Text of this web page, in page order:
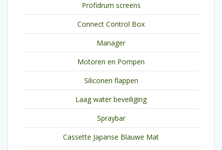
Profidrum screens
Connect Control Box
Manager
Motoren en Pompen
Siliconen flappen
Laag water beveiliging
Spraybar
Cassette Japanse Blauwe Mat